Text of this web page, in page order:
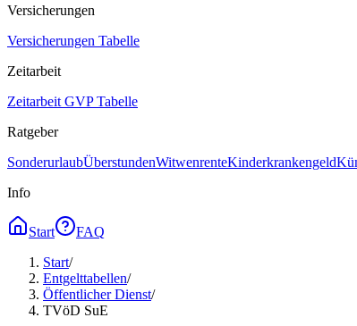
Versicherungen
Versicherungen Tabelle
Zeitarbeit
Zeitarbeit GVP Tabelle
Ratgeber
SonderurlaubÜberstundenWitwenrenteKinderkrankengeld
Info
Start
FAQ
Start/
Entgelttabellen/
Öffentlicher Dienst/
TVöD SuE